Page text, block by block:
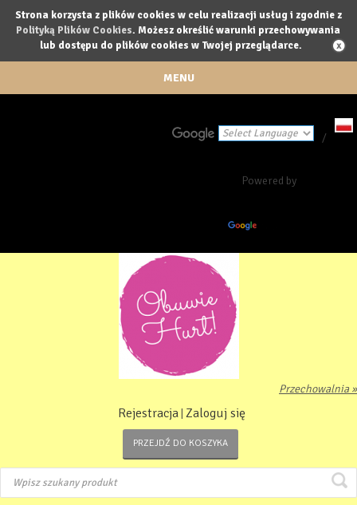
Strona korzysta z plików cookies w celu realizacji usług i zgodnie z
Polityką Plików Cookies. Możesz określić warunki przechowywania
lub dostępu do plików cookies w Twojej przeglądarce.
MENU
Powered by
/
Przechowalnia »
Rejestracja Zaloguj się
PRZEJDŹ DO KOSZYKA